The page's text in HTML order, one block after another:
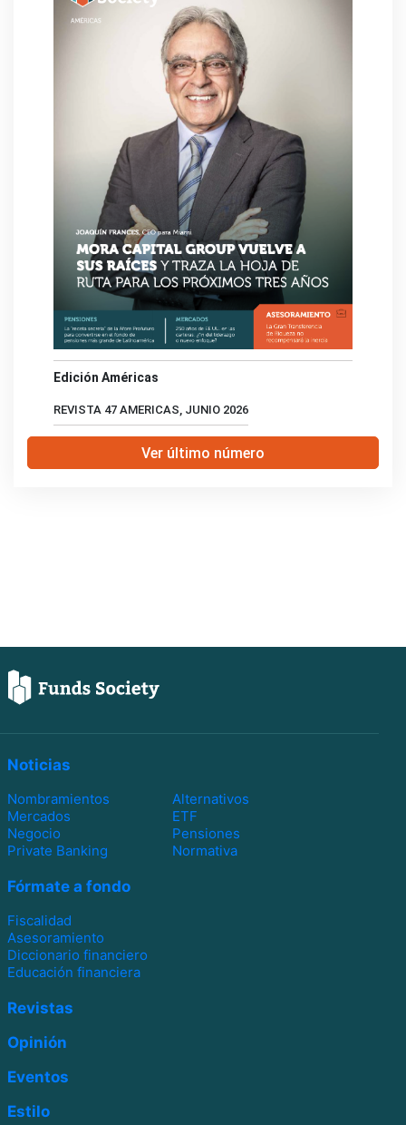
Edición Américas
REVISTA 47 AMERICAS, JUNIO 2026
Ver último número
Noticias
Nombramientos
Alternativos
Mercados
ETF
Negocio
Pensiones
Private Banking
Normativa
Fórmate a fondo
Fiscalidad
Asesoramiento
Diccionario financiero
Educación financiera
Revistas
Opinión
Eventos
Estilo